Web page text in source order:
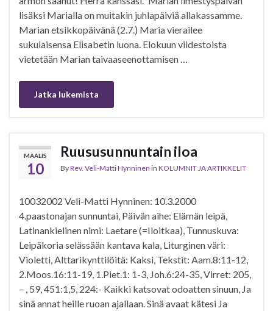
lisäksi Marialla on muitakin juhlapäiviä allakassamme.
Marian etsikkopäivänä (2.7.) Maria vierailee
sukulaisensa Elisabetin luona. Elokuun viidestoista
vietetään Marian taivaaseenottamisen …
Jatka lukemista
MAALIS
10
Ruususunnuntain iloa
ByRev. Veli-Matti Hynninen in KOLUMNIT JA ARTIKKELIT
10032002 Veli-Matti Hynninen: 10.3.2000
4.paastonajan sunnuntai, Päivän aihe: Elämän leipä,
Latinankielinen nimi: Laetare (=Iloitkaa), Tunnuskuva:
Leipäkoria selässään kantava kala, Liturginen väri:
Violetti, Alttarikynttilöitä: Kaksi, Tekstit: Aam.8:11-12,
2.Moos.16:11-19, 1.Piet.1: 1-3, Joh.6:24-35, Virret: 205,
– , 59, 451:1,5, 224:- Kaikki katsovat odoatten sinuun, Ja
sinä annat heille ruoan ajallaan. Sinä avaat kätesi Ja